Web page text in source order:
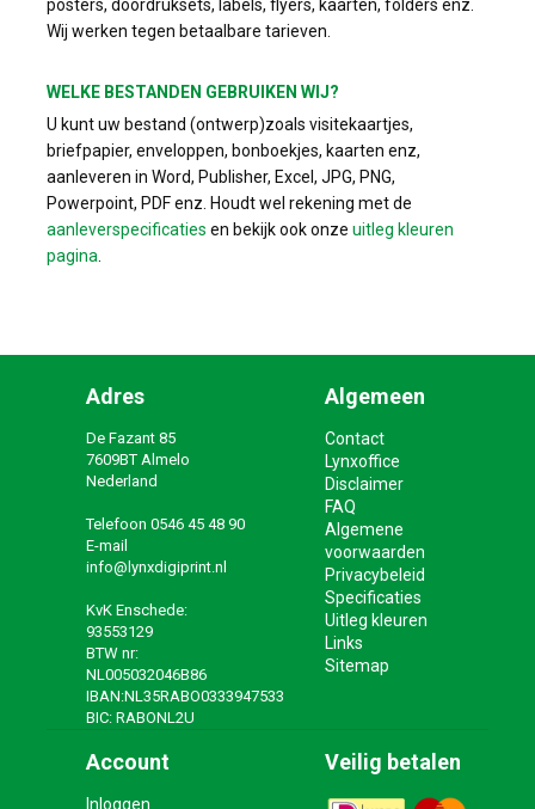
posters, doordruksets, labels, flyers, kaarten, folders enz.
Wij werken tegen betaalbare tarieven.
WELKE BESTANDEN GEBRUIKEN WIJ?
U kunt uw bestand (ontwerp)zoals visitekaartjes,
briefpapier, enveloppen, bonboekjes, kaarten enz,
aanleveren in Word, Publisher, Excel, JPG, PNG,
Powerpoint, PDF enz. Houdt wel rekening met de
aanleverspecificaties en bekijk ook onze uitleg kleuren
pagina
Adres
De Fazant 85
7609BT Almelo
Nederland
Telefoon 0546 45 48 90
E-mail
info@lynxdigiprint.nl
KvK Enschede:
93553129
BTW nr:
NL005032046B86
IBAN:NL35RABO0333947533
BIC: RABONL2U
Algemeen
Contact
Lynxoffice
Disclaimer
FAQ
Algemene
voorwaarden
Privacybeleid
Specificaties
Uitleg kleuren
Links
Sitemap
Account
Inloggen
Veilig betalen